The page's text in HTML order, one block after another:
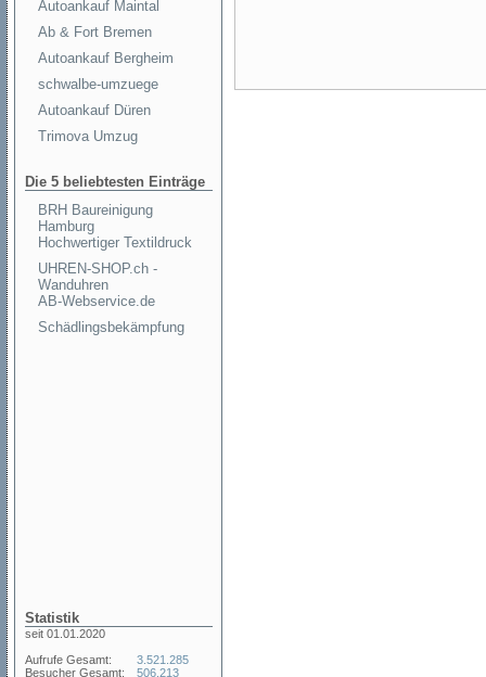
Autoankauf Maintal
Ab & Fort Bremen
Autoankauf Bergheim
schwalbe-umzuege
Autoankauf Düren
Trimova Umzug
Die 5 beliebtesten Einträge
BRH Baureinigung
Hamburg
Hochwertiger Textildruck
UHREN-SHOP.ch -
Wanduhren
AB-Webservice.de
Schädlingsbekämpfung
Statistik
seit 01.01.2020
Aufrufe Gesamt:
Besucher Gesamt:
3.521.285
506.213